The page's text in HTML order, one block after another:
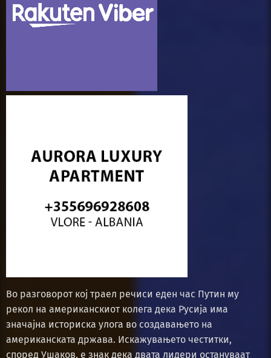
Во разговорот кој траел речиси еден час Путин му
рекол на американскиот колега дека Русија има
значајна историска улога во создавањето на
американската држава. Искажувањето честитки,
според Ушаков, е знак дека двата лидери остануваат